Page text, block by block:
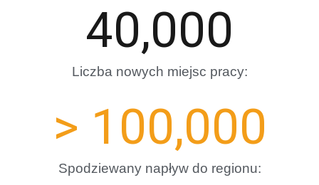
Liczba nowych miejsc pracy:
40,000
Spodziewany napływ do regionu:
> 100,000